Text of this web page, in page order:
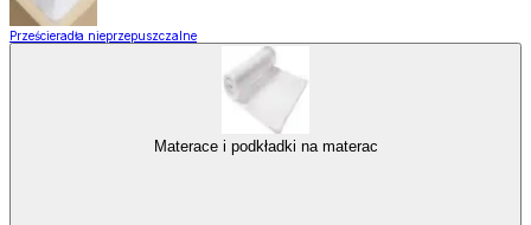
Prześcieradła nieprzepuszczalne
Materace i podkładki na materac